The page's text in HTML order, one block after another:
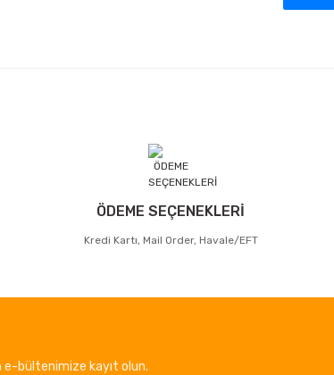
ÖDEME SEÇENEKLERİ
Kredi Kartı, Mail Order, Havale/EFT
e-bültenimize kayıt olun.